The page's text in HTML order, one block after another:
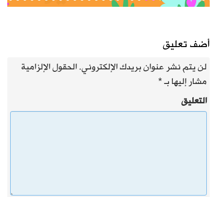
أضف تعليق
لن يتم نشر عنوان بريدك الإلكتروني.الحقول الإلزامية
مشار إليها بـ*
التعليق